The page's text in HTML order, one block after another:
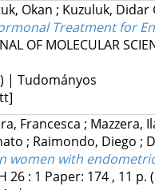
Okan ; Kuzuluk, Didar
Treatment for
OF MOLECULAR
| Tudományos
Francesca ; Mazzera,
; Raimondo, Diego ;
women with
26: 1 Paper: 174 , 11 p.